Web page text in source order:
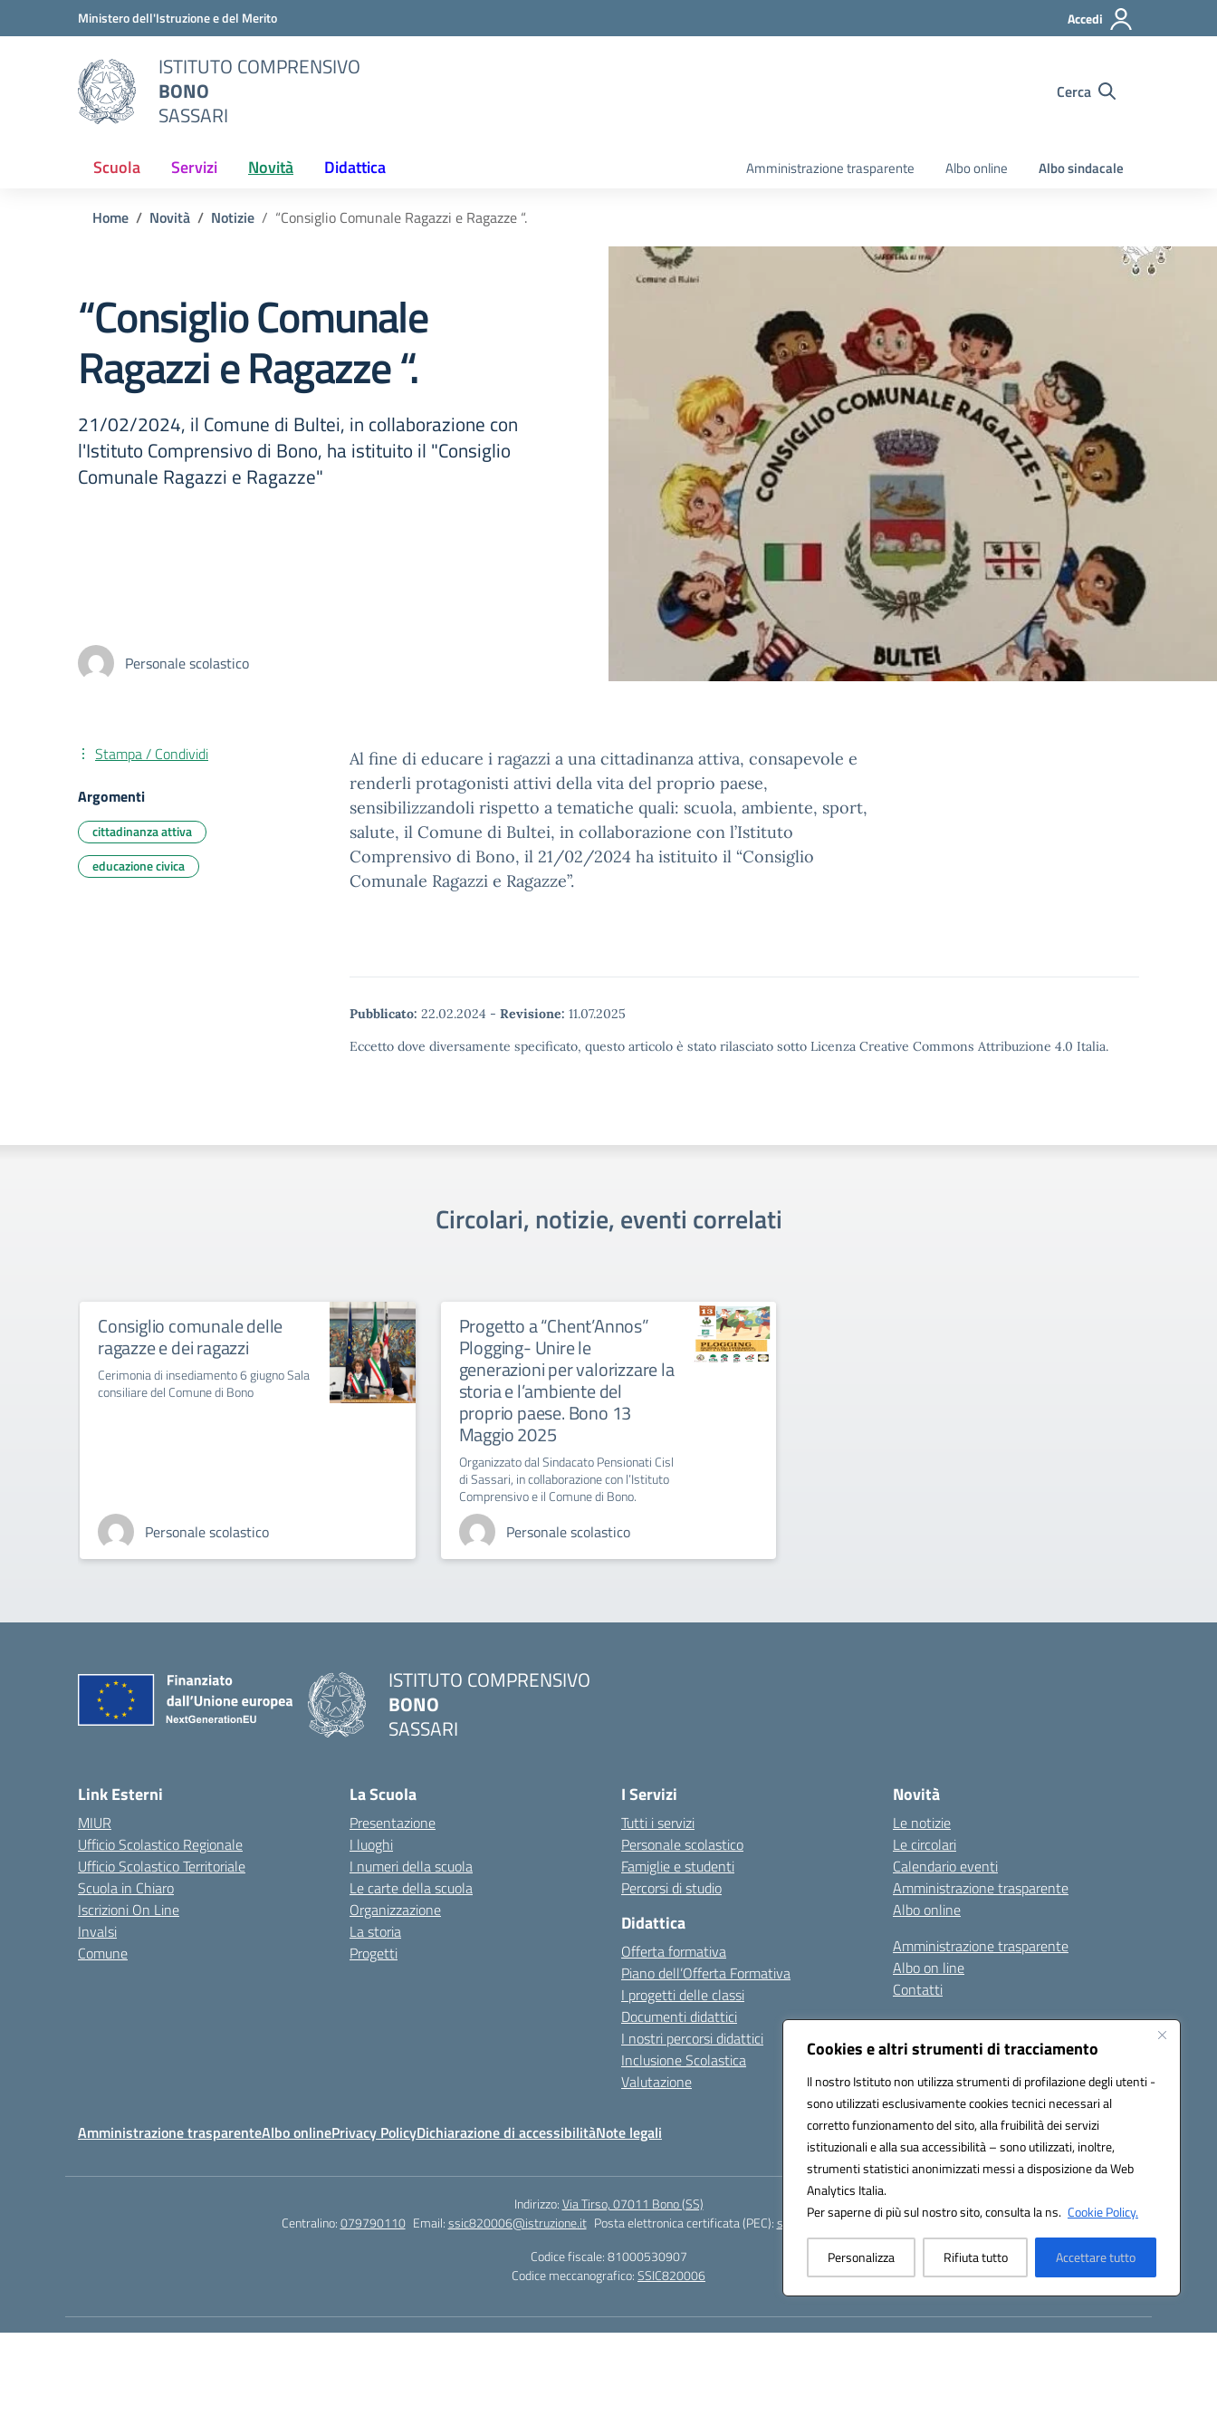
Cookies e altri strumenti di tracciamento
Il nostro Istituto non utilizza strumenti di profilazione degli utenti -
sono utilizzati esclusivamente cookies tecnici necessari al
corretto funzionamento del sito, alla fruibilità dei servizi
istituzionali e alla sua accessibilità – sono utilizzati, inoltre,
strumenti statistici anonimizzati messi a disposizione da Web
Analytics Italia.
Per saperne di più sul nostro sito, consulta la ns. Cookie Policy.
Personalizza Rifiuta tutto Accettare tutto
Vai ai contenuti
Vai al menu di navigazioneMinistero dell'Istruzione e del Merito Accedi
ISTITUTO COMPRENSIVO
BONO
SASSARI
Cerca
Scuola Servizi Novità Didattica Amministrazione trasparente Albo online Albo sindacale
Home Novità Notizie “Consiglio Comunale Ragazzi e Ragazze “.
“Consiglio Comunale
Ragazzi e Ragazze “.
21/02/2024, il Comune di Bultei, in collaborazione con
l'Istituto Comprensivo di Bono, ha istituito il "Consiglio
Comunale Ragazzi e Ragazze"
Personale scolastico
Al fine di educare i ragazzi a una cittadinanza attiva, consapevole e
renderli protagonisti attivi della vita del proprio paese,
sensibilizzandoli rispetto a tematiche quali: scuola, ambiente, sport,
salute, il Comune di Bultei, in collaborazione con l’Istituto
Comprensivo di Bono, il 21/02/2024 ha istituito il “Consiglio
Comunale Ragazzi e Ragazze”.
Pubblicato: 22.02.2024 - Revisione: 11.07.2025
Eccetto dove diversamente specificato, questo articolo è stato rilasciato sotto Licenza Creative Commons Attribuzione 4.0 Italia.
Stampa / Condividi
Argomenti
cittadinanza attiva
educazione civica
Circolari, notizie, eventi correlati
Consiglio comunale delle
ragazze e dei ragazzi
Cerimonia di insediamento 6 giugno Sala
consiliare del Comune di Bono
Personale scolastico
Progetto a “Chent’Annos”
Plogging- Unire le
generazioni per valorizzare la
storia e l’ambiente del
proprio paese. Bono 13
Maggio 2025
Organizzato dal Sindacato Pensionati Cisl
di Sassari, in collaborazione con l’Istituto
Comprensivo e il Comune di Bono.
Personale scolastico
ISTITUTO COMPRENSIVO
BONO
SASSARI
Link Esterni
MIUR
Ufficio Scolastico Regionale
Ufficio Scolastico Territoriale
Scuola in Chiaro
Iscrizioni On Line
Invalsi
Comune
La Scuola
Presentazione
I luoghi
I numeri della scuola
Le carte della scuola
Organizzazione
La storia
Progetti
I Servizi
Tutti i servizi
Personale scolastico
Famiglie e studenti
Percorsi di studio
Didattica
Offerta formativa
Piano dell’Offerta Formativa
I progetti delle classi
Documenti didattici
I nostri percorsi didattici
Inclusione Scolastica
Valutazione
Novità
Le notizie
Le circolari
Calendario eventi
Amministrazione trasparente
Albo online
Amministrazione trasparente
Albo on line
Contatti
Amministrazione trasparenteAlbo onlinePrivacy PolicyDichiarazione di accessibilitàNote legali
Indirizzo:Via Tirso, 07011 Bono (SS)
Centralino:079790110 Email:ssic820006@istruzione.it Posta elettronica certificata (PEC):ssic820006@pec.istruzione.it
Codice fiscale: 81000530907
Codice meccanografico:SSIC820006